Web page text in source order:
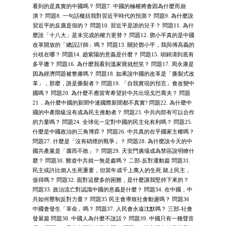
看到的是真實的中國嗎？ 問題7. 中國的極權將會因為什麼而崩
潰？ 問題8. 一句話概括我對習近平時代的預測？ 問題9. 為什麼說
習近平的反腐是假的？ 問題10. 習近平是誰的兒子？ 問題11. 為什
麼說「十八大」是未完成的權力更替？ 問題12. 鄧小平真的是中國
改革開放的「總設計師」嗎？ 問題13. 關於鄧小平，我與傅高義的
分歧在哪？ 問題14. 趙紫陽的意義是什麼？ 問題15. 胡錦濤到底有
多平庸？ 問題16. 為什麼我看到溫家寶就想笑？ 問題17. 周永康是
因為經濟問題被整肅嗎？ 問題18. 如果說中國的改革是「撕裂式改
革」，那麼，誰是撕裂者？ 問題19. 「自我實現的預言」會改變中
國嗎？ 問題20. 為什麼不應當寄希望於中共出現戈巴喬夫？ 問題
21．為什麼中國的新聞中連國際新聞都不真實? 問題22. 為什麼中
國的中產階級沒有成為民主推動者？ 問題23. 中共內部有可以合作
的力量嗎？ 問題24. 全球化一定對中國的民主化有利嗎？ 問題25.
什麼是中國政治的三角博弈？ 問題26. 中共真的在乎國家主權嗎？
問題27. 什麼是「沒有硝煙的戰爭」？ 問題28. 為什麼說今天的中
國共產黨是「腐而不敗」？ 問題29. 天安門廣場成為禁區說明瞭什
麼？ 問題30. 難道中共就一無是處嗎？ 二部-反對運動篇 問題31.
民主或許比個人生死重要，但當年成千上萬人的生死 賭上民主，
值得嗎？ 問題32. 面對這麼多的困難，是什麼讓我堅持下來的？
問題33. 政治流亡對認識中國的意義是什麼？ 問題34. 在中國，中
共如何壓制反對力量？ 問題35 民主會導致社會動盪嗎？ 問題36
中國會發生「革命」嗎？ 問題37. 人民會永遠沈默嗎？ 三部-社會
發展篇 問題38. 中國人為什麼不說話？ 問題39. 中國只有一種聲音